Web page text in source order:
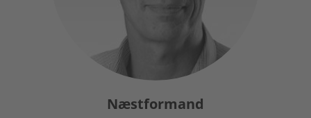
Næstformand